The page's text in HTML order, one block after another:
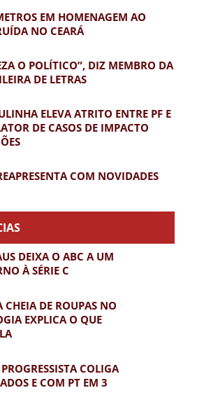
EM HOMENAGEM AO
NO CEARÁ
O POLÍTICO”, DIZ MEMBRO DA
DE LETRAS
ELEVA ATRITO ENTRE PF E
DE CASOS DE IMPACTO
COM NOVIDADES
DEIXA O ABC A UM
À SÉRIE C
DE ROUPAS NO
EXPLICA O QUE
COLIGA
E COM PT EM 3